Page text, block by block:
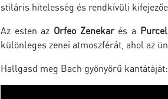
stiláris hitelesség és rendkívüli
Az esten az Orfeo Zenekarés a
különleges zenei atmoszférát, ahol az
Hallgasd meg Bach gyönyörű kantátáját: